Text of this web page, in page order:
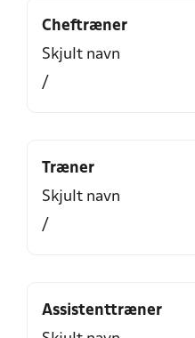
Cheftræner
Skjult navn
/
Træner
Skjult navn
/
Assistenttræner